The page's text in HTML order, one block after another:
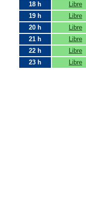
18 h
Libre
19 h
Libre
20 h
Libre
21 h
Libre
22 h
Libre
23 h
Libre